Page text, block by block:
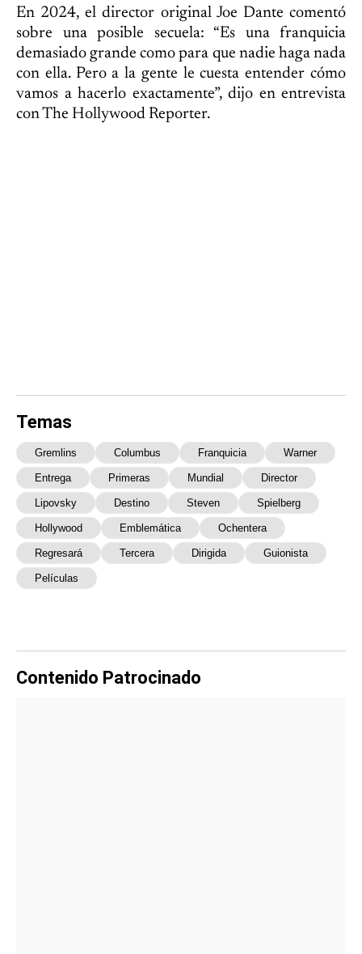
En 2024, el director original Joe Dante comentó
sobre una posible secuela: “Es una franquicia
demasiado grande como para que nadie haga nada
con ella. Pero a la gente le cuesta entender cómo
vamos a hacerlo exactamente”, dijo en entrevista
con The Hollywood Reporter.
Temas
Gremlins Columbus Franquicia Warner
Entrega Primeras Mundial Director
Lipovsky Destino Steven Spielberg
Hollywood Emblemática Ochentera
Regresará Tercera Dirigida Guionista
Películas
Contenido Patrocinado